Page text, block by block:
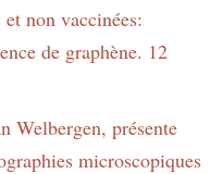
et non vaccinées:
de graphène. 12
Welbergen, présente
microscopiques